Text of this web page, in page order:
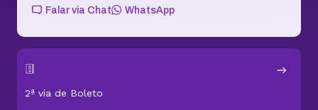
Falar via Chat WhatsApp
2ª via de Boleto